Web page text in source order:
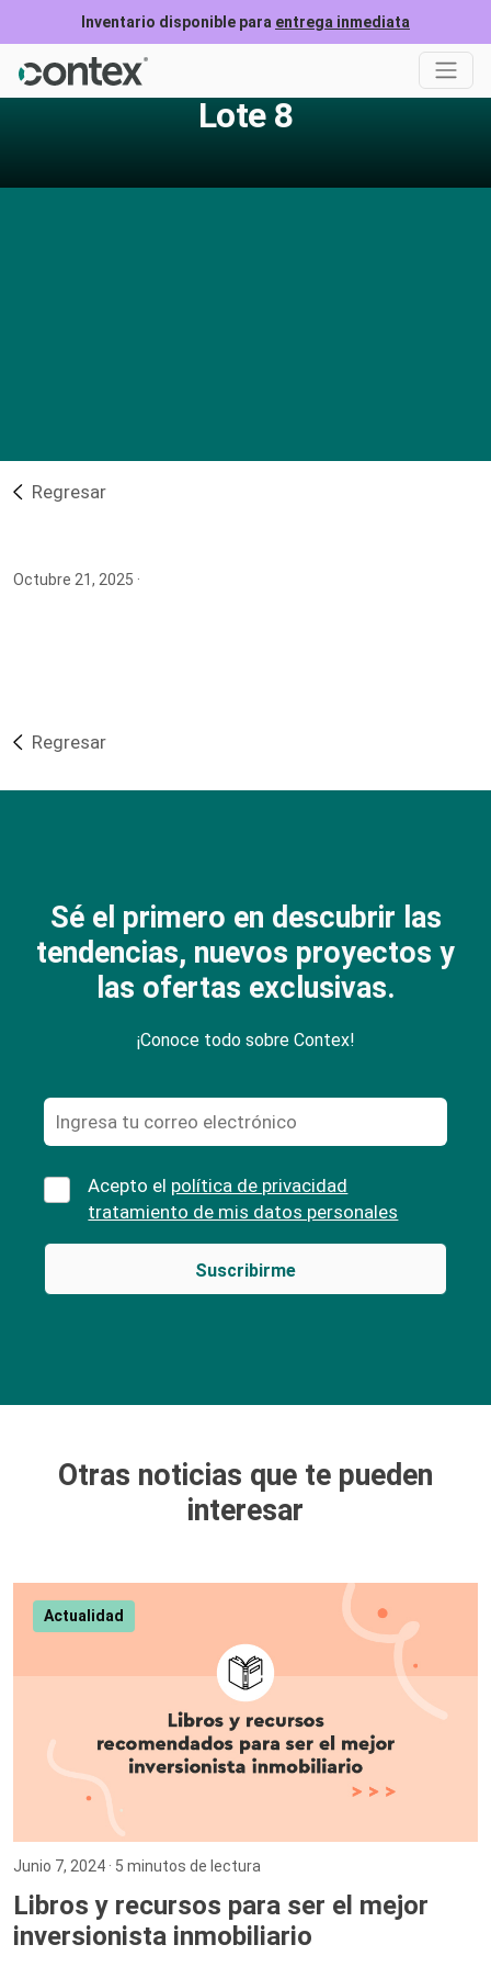
Inventario disponible para entrega inmediata
Lote 8
Regresar
Octubre 21, 2025 ·
Regresar
Sé el primero en descubrir las
tendencias, nuevos proyectos y
las ofertas exclusivas.
¡Conoce todo sobre Contex!
Acepto el política de privacidad
tratamiento de mis datos personales
Otras noticias que te pueden
interesar
Actualidad
Junio 7, 2024 · 5 minutos de lectura
Libros y recursos para ser el mejor
inversionista inmobiliario